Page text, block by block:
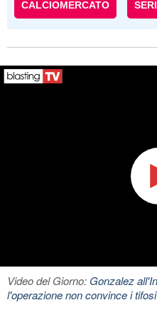
CALCIOMERCATO
Video del Giorno: Gonzalez
l'operazione non convince i